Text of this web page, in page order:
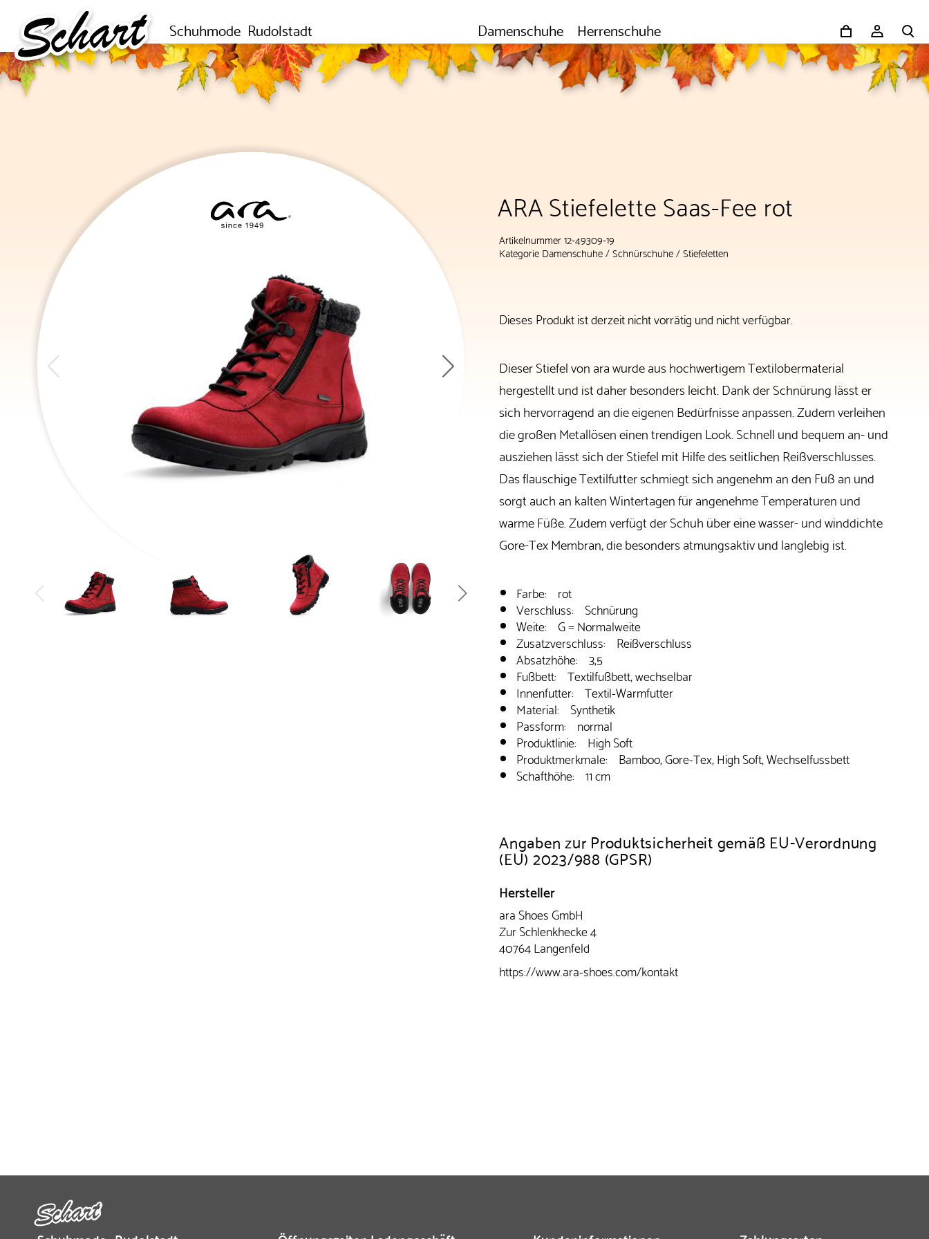
Schuhmode Rudolstadt Damenschuhe Herrenschuhe
ARA Stiefelette Saas-Fee rot
Artikelnummer 12-49309-19
KategorieDamenschuhe/Schnürschuhe/Stiefeletten
Dieses Produkt ist derzeit nicht vorrätig und nicht verfügbar.
Dieser Stiefel von ara wurde aus hochwertigem Textilobermaterial
hergestellt und ist daher besonders leicht. Dank der Schnürung lässt er
sich hervorragend an die eigenen Bedürfnisse anpassen. Zudem verleihen
die großen Metallösen einen trendigen Look. Schnell und bequem an- und
ausziehen lässt sich der Stiefel mit Hilfe des seitlichen Reißverschlusses.
Das flauschige Textilfutter schmiegt sich angenehm an den Fuß an und
sorgt auch an kalten Wintertagen für angenehme Temperaturen und
warme Füße. Zudem verfügt der Schuh über eine wasser- und winddichte
Gore-Tex Membran, die besonders atmungsaktiv und langlebig ist.
Farbe: rot
Verschluss: Schnürung
Weite: G = Normalweite
Zusatzverschluss: Reißverschluss
Absatzhöhe: 3,5
Fußbett: Textilfußbett, wechselbar
Innenfutter: Textil-Warmfutter
Material: Synthetik
Passform: normal
Produktlinie: High Soft
Produktmerkmale: Bamboo, Gore-Tex, High Soft, Wechselfussbett
Schafthöhe: 11 cm
Angaben zur Produktsicherheit gemäß EU-Verordnung
(EU) 2023/988 (GPSR)
Hersteller
ara Shoes GmbH
Zur Schlenkhecke 4
40764 Langenfeld
https://www.ara-shoes.com/kontakt